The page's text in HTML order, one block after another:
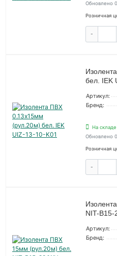
Обновлено
Розничная
-
бел. IEK
Артикул:
Бренд:
На
Обновлено
Розничная
-
NIT-B15-
Артикул:
Бренд: